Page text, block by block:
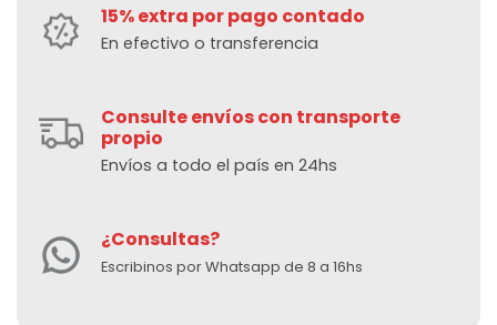
15% extra por pago contado
En efectivo o transferencia
Consulte envíos con transporte
propio
Envíos a todo el país en 24hs
¿Consultas?
Escribinos por Whatsapp de 8 a 16hs